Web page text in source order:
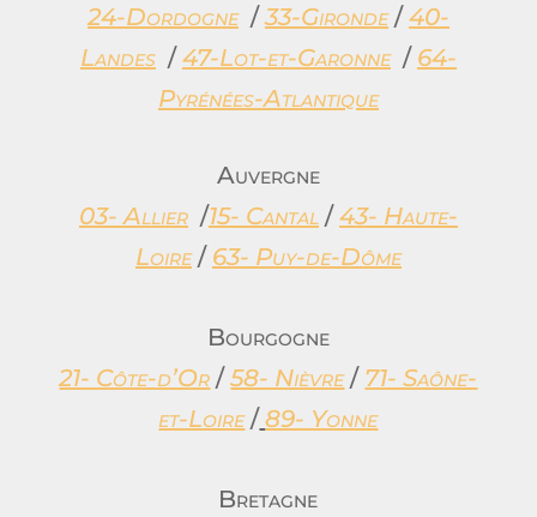
24-Dordogne /33-Gironde /40-
Landes /47-Lot-et-Garonne / 64-
Pyrénées-Atlantique
Auvergne
03- Allier /15- Cantal /43- Haute-
Loire / 63- Puy-de-Dôme
Bourgogne
21- Côte-d’Or /58- Nièvre / 71- Saône-
et-Loire / 89- Yonne
Bretagne